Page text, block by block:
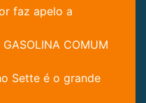
faz apelo a
COMUM
Sette é o grande